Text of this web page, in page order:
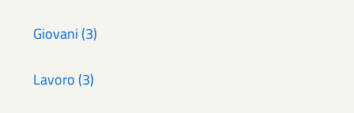
Giovani (3)
Lavoro (3)